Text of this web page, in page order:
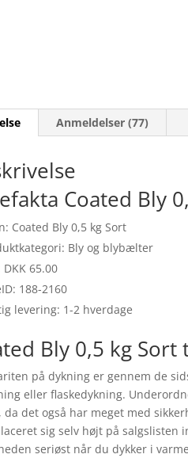
Anmeldelser (77)
Coated Bly
Coated Bly 0,5 kg Sort
Bly og blybælter
DKK 65.00
188-2160
levering: 1-2 hverdage
Bly 0,5 kg
på dykning er gennem de
eller flaskedykning.
da det også har meget med
sig selv højt på salgslisten
seriøst når du dykker i